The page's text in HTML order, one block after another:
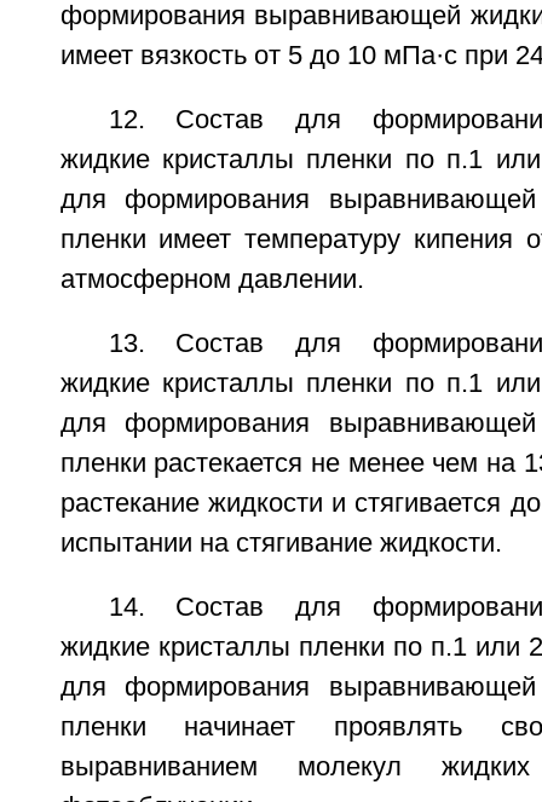
формирования выравнивающей
имеет вязкость от 5 до 10 мПа·с при
12. Состав для
жидкие кристаллы пленки по п.1
для формирования
пленки имеет температуру кипения
атмосферном давлении.
13. Состав для
жидкие кристаллы пленки по п.1
для формирования
пленки растекается не менее чем на
растекание жидкости и стягивается
испытании на стягивание жидкости.
14. Состав для
жидкие кристаллы пленки по п.1 или
для формирования
пленки начинает проявлять
выравниванием молекул